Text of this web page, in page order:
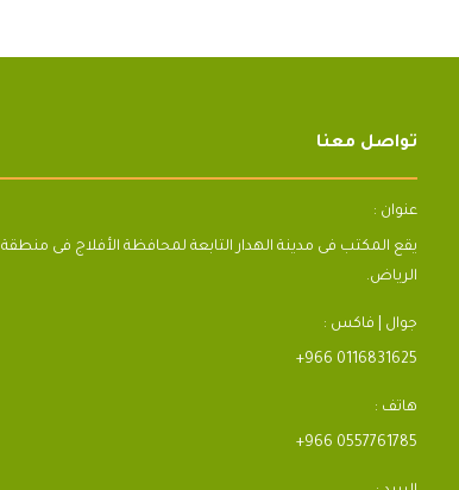
تواصل معنا
عنوان :
يقع المكتب فى مدينة الهدار التابعة لمحافظة الأفلاج فى منطقة
الرياض.
جوال | فاكس :
+966 0116831625
هاتف :
+966 0557761785